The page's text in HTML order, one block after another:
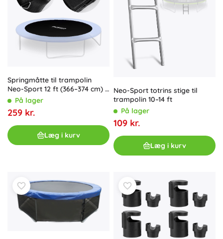
Springmåtte til trampolin
Neo-Sport 12 ft (366–374 cm) –
64 fjedre
På lager
259 kr.
Læg i kurv
Neo-Sport totrins stige til
trampolin 10–14 ft
På lager
109 kr.
Læg i kurv